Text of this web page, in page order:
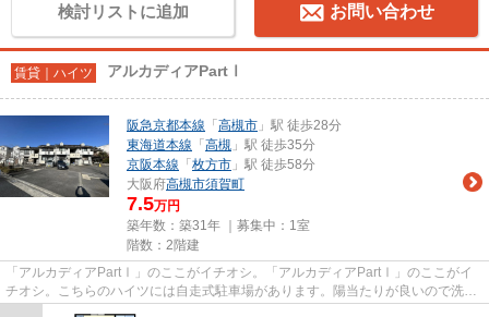
検討リストに追加 お問い合わせ
賃貸｜ハイツ アルカディアPartⅠ
阪急京都本線 「 高槻市 」駅 徒歩28分
東海道本線 「 高槻 」駅 徒歩35分
京阪本線 「 枚方市 」駅 徒歩58分
大阪府高槻市須賀町
7.5万円
築年数：築31年 ｜募集中： 1室
階数：2階建
「アルカディアPartⅠ」のここがイチオシ。「アルカディアPartⅠ」のここがイ
チオシ。こちらのハイツには自走式駐車場があります。陽当たりが良いので洗濯